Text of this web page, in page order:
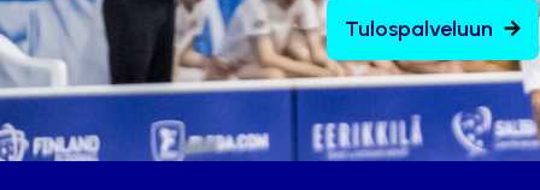
Tulospalveluun